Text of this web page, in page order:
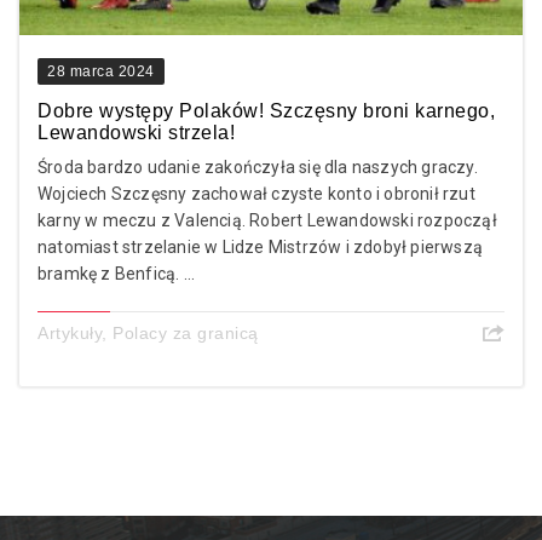
28 marca 2024
Dobre występy Polaków! Szczęsny broni karnego,
Lewandowski strzela!
Środa bardzo udanie zakończyła się dla naszych graczy.
Wojciech Szczęsny zachował czyste konto i obronił rzut
karny w meczu z Valencią. Robert Lewandowski rozpoczął
natomiast strzelanie w Lidze Mistrzów i zdobył pierwszą
bramkę z Benficą. ...
Artykuły, Polacy za granicą